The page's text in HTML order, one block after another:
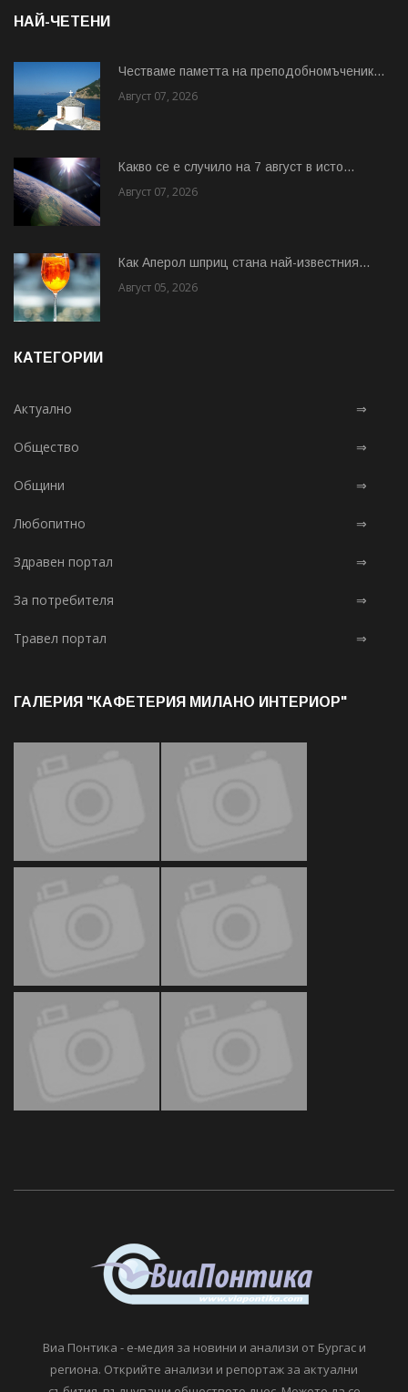
НАЙ-ЧЕТЕНИ
Честваме паметта на преподобномъченик...
Август 07, 2026
Какво се е случило на 7 август в исто...
Август 07, 2026
Как Аперол шприц стана най-известния...
Август 05, 2026
КАТЕГОРИИ
Актуално ⇒
Общество ⇒
Общини ⇒
Любопитно ⇒
Здравен портал ⇒
За потребителя ⇒
Травел портал ⇒
ГАЛЕРИЯ "КАФЕТЕРИЯ МИЛАНО ИНТЕРИОР"
Виа Понтика - е-медия за новини и анализи от Бургас и
региона. Открийте анализи и репортаж за актуални